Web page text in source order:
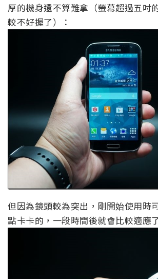
厚的機身還不算難拿（螢幕超過五吋
較不好握了）：
但因為鏡頭較為突出，剛開始使用時
點卡卡的，一段時間後就會比較適應